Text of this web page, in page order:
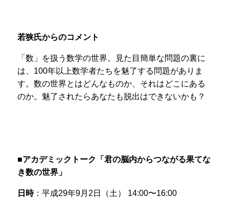
若狭氏からのコメント
「数」を扱う数学の世界。見た目簡単な問題の裏に
は、100年以上数学者たちを魅了する問題がありま
す。数の世界とはどんなものか、それはどこにある
のか。魅了されたらあなたも脱出はできないかも？
■アカデミックトーク「君の脳内からつながる果てな
き数の世界」
日時：平成29年9月2日（土） 14:00〜16:00